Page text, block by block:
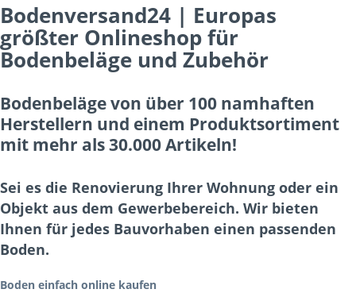
Bodenversand24 | Europas
größter Onlineshop für
Bodenbeläge und Zubehör
Bodenbeläge von über 100 namhaften
Herstellern und einem Produktsortiment
mit mehr als 30.000 Artikeln!
Sei es die Renovierung Ihrer Wohnung oder ein
Objekt aus dem Gewerbebereich. Wir bieten
Ihnen für jedes Bauvorhaben einen passenden
Boden.
Boden einfach online kaufen